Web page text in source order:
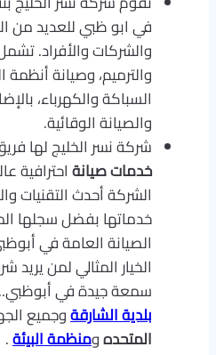
في ابو ظبي للعديد من
والشركات والأفراد.
والترميم، وصيانة أنظمة
السباكة والكهرباء،
والصيانة الوقائية.
شركة نسر الخليج لها
خدمات صيانةاحترافية
الشركة أحدث التقنيات
خدماتها بفضل سجلها
الصيانة العامة في
الخيار المثالي لمن
سمعة جيدة في
بلدية الشارقةوجميع
المتحدهومنظمة البيئة.